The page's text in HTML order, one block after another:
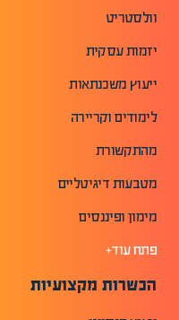
וולסטריט
יזמות עסקית
ייעוץ משכנתאות
לימודים וקריירה
מהתקשורת
מטבעות דיגיטליים
מימון ופיננסים
פתח עוד+
הכשרות מקצועיות